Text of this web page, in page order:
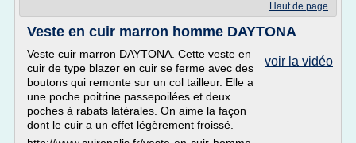
Haut de page
Veste en cuir marron homme DAYTONA
voir la vidéo
Veste cuir marron DAYTONA. Cette veste en
cuir de type blazer en cuir se ferme avec des
boutons qui remonte sur un col tailleur. Elle a
une poche poitrine passepoilées et deux
poches à rabats latérales. On aime la façon
dont le cuir a un effet légèrement froissé.